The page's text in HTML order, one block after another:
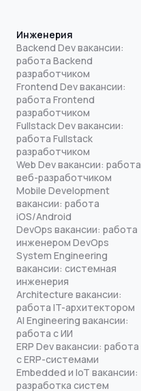
Инженерия
Backend Dev вакансии:
работа Backend
разработчиком
Frontend Dev вакансии:
работа Frontend
разработчиком
Fullstack Dev вакансии:
работа Fullstack
разработчиком
Web Dev вакансии: работа
веб-разработчиком
Mobile Development
вакансии: работа
iOS/Android
DevOps вакансии: работа
инженером DevOps
System Engineering
вакансии: системная
инженерия
Architecture вакансии:
работа IT-архитектором
AI Engineering вакансии:
работа с ИИ
ERP Dev вакансии: работа
с ERP-системами
Embedded и IoT вакансии:
разработка систем